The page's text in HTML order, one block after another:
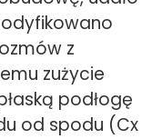
z
zużycie
podłogę
od spodu (Cx